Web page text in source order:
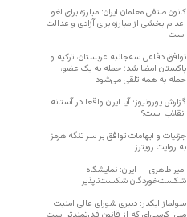
کانون صنفی معلمان ایران: مبارزه برای لغو
اعدام بخشی از مبارزه برای آزادی و عدالت
است
توافق دفاعی سه‌جانبه عربستان، ترکیه و
پاکستان امضا شد؛ حمله به یک عضو،
حمله به همه تلقی می‌شود
گزارش یورونیوز؛ آیا ایران واقعا در آستانه
انقلاب است؟
جزئیات و ابهامات توافق بر سر تنگه هرمز
به روایت رویترز
امیر طاهری – ایران: نمایشگاه
شکست‌خوردگان شکست‌ناپذیر
سولماز ایکدر: دبیری شورای عالی امنیت